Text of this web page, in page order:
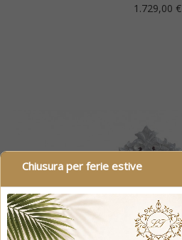
Chiusura per ferie estive
Prezzo
1.729,00 €